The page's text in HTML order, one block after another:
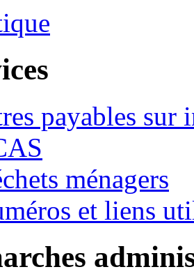
payables sur
ménagers
et liens